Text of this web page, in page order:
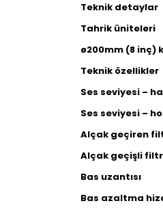
Teknik detaylar
Tahrik üniteleri
ø200mm (8 inç)
Teknik özellikler
Ses seviyesi –
Ses seviyesi –
Alçak geçiren
Alçak geçişli
Bas uzantısı
Bas azaltma